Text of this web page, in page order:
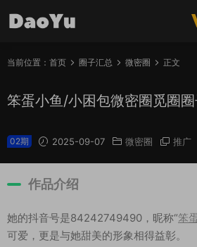
当前位置： 首页 圈子汇总 微密圈 正文
笨蛋小鱼/小困包微密圈觅圈
02期 2025-09-07 微密圈 推广
作品介绍
她的抖音号是84242749490，昵称“笨
可爱，更是与她甜美的形象相得益彰。